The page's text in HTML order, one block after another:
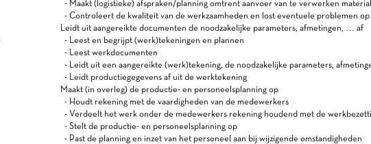
- Maakt (logistieke) afspraken/planning omtrent aanvoer van te verwerken
- Controleert de kwaliteit van de werkzaamheden en lost eventuele problemen op
Leidt uit aangereikte documenten de noodzakelijke parameters, afmetingen, … af
- Leest en begrijpt (werk)tekeningen en plannen
- Leest werkdocumenten
- Leidt uit een aangereikte (werk)tekening, de noodzakelijke parameters,
- Leidt productiegegevens af uit de werktekening
Maakt (in overleg) de productie- en personeelsplanning op
- Houdt rekening met de vaardigheden van de medewerkers
- Verdeelt het werk onder de medewerkers rekening houdend met de
- Stelt de productie- en personeelsplanning op
- Past de planning en inzet van het personeel aan bij wijzigende omstandigheden